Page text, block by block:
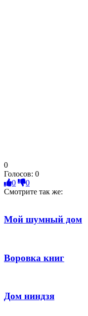
0
Голосов: 0
0
0
Смотрите так же:
Мой шумный дом
Воровка книг
Дом ниндзя